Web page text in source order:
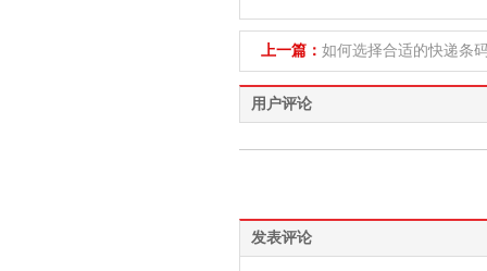
上一篇： 如何选择合适的快递条
用户评论
发表评论